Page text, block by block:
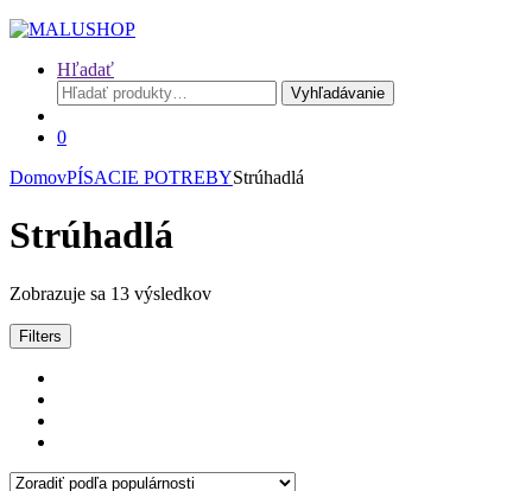
Hľadať
Hľadať:
Vyhľadávanie
0
DomovPÍSACIE POTREBYStrúhadlá
Strúhadlá
Zobrazuje sa 13 výsledkovZoradené
Filters